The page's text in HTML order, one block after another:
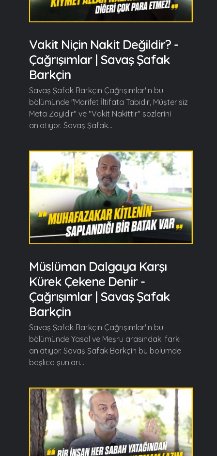
Vakit Niçin Nakit Değildir? -
Çağrışımlar | Savaş Şafak
Barkçin
Savaş Şafak Barkçin Çağrışımlar'ın bu
bölümünde "Marifet İltifata Tabidir, Müşterisiz
Meta Zayidir" ve "Vakit Nakittir" sözlerini
anlatıyor. Savaş Şafak...
Müslüman Dalgaya Karşı
Kürek Çekene Denir -
Çağrışımlar | Savaş Şafak
Barkçin
Savaş Şafak Barkçin Çağrışımlar'ın bu
bölümünde Yasal ve Meşru arasındaki farkı
anlatıyor. Savaş Şafak Barkçin bu bölümde
başlıca şunları...